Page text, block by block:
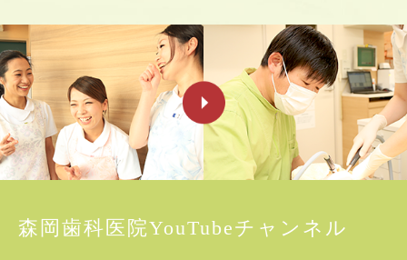
森岡歯科医院YouTubeチャンネル